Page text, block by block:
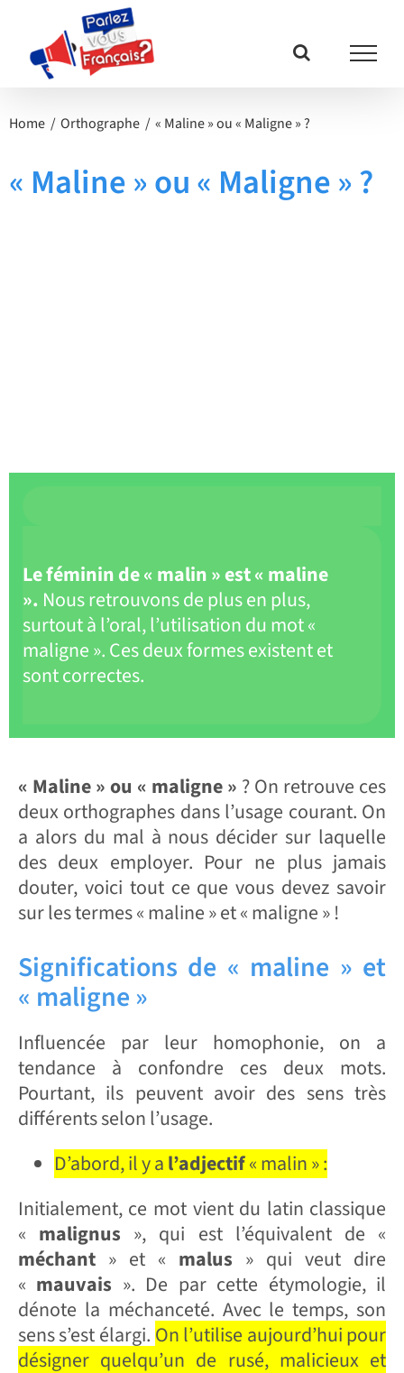
contenu
Home Orthographe « Maline » ou « Maligne » ?
« Maline » ou « Maligne » ?
Le féminin de « malin » est « maline
». Nous retrouvons de plus en plus,
surtout à l’oral, l’utilisation du mot «
maligne ». Ces deux formes existent et
sont correctes.
« Maline » ou « maligne » ? On retrouve ces
deux orthographes dans l’usage courant. On
a alors du mal à nous décider sur laquelle
des deux employer. Pour ne plus jamais
douter, voici tout ce que vous devez savoir
sur les termes « maline » et « maligne » !
Significations de « maline » et
« maligne »
Influencée par leur homophonie, on a
tendance à confondre ces deux mots.
Pourtant, ils peuvent avoir des sens très
différents selon l’usage.
D’abord, il y al’adjectif« malin » :
Initialement, ce mot vient du latin classique
« malignus », qui est l’équivalent de «
méchant» et « malus » qui veut dire
« mauvais ». De par cette étymologie, il
dénote la méchanceté. Avec le temps, son
sens s’est élargi. On l’utilise aujourd’hui pour
désigner quelqu’un de rusé, malicieux et